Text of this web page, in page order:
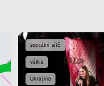
sociální sítě
válka
Ukrajina